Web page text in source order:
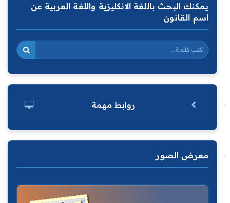
يمكنك البحث باللغة الانكليزية واللغة العربية عن
اسم القانون
روابط مهمة
معرض الصور